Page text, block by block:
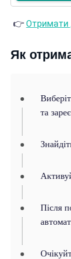
👉 Отримати
Як
та
Після